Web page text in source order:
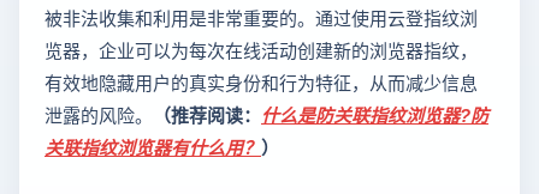
被非法收集和利用是非常重要的。通过使用云登指纹浏
览器，企业可以为每次在线活动创建新的浏览器指纹，
有效地隐藏用户的真实身份和行为特征，从而减少信息
泄露的风险。
（推荐阅读： 什么是防关联指纹浏览器?防
关联指纹浏览器有什么用？ ）